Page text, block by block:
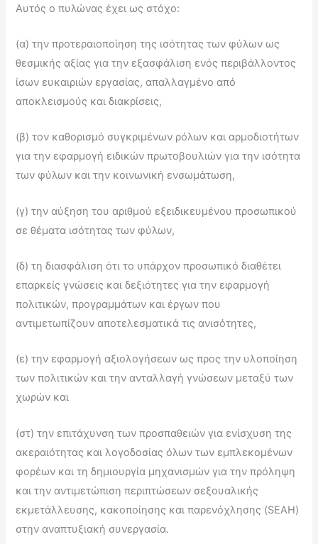
Αυτός ο πυλώνας έχει ως στόχο:
(α) την προτεραιοποίηση της ισότητας των φύλων ως
θεσμικής αξίας για την εξασφάλιση ενός περιβάλλοντος
ίσων ευκαιριών εργασίας, απαλλαγμένο από
αποκλεισμούς και διακρίσεις,
(β) τον καθορισμό συγκριμένων ρόλων και αρμοδιοτήτων
για την εφαρμογή ειδικών πρωτοβουλιών για την ισότητα
των φύλων και την κοινωνική ενσωμάτωση,
(γ) την αύξηση του αριθμού εξειδικευμένου προσωπικού
σε θέματα ισότητας των φύλων,
(δ) τη διασφάλιση ότι το υπάρχον προσωπικό διαθέτει
επαρκείς γνώσεις και δεξιότητες για την εφαρμογή
πολιτικών, προγραμμάτων και έργων που
αντιμετωπίζουν αποτελεσματικά τις ανισότητες,
(ε) την εφαρμογή αξιολογήσεων ως προς την υλοποίηση
των πολιτικών και την ανταλλαγή γνώσεων μεταξύ των
χωρών και
(στ) την επιτάχυνση των προσπαθειών για ενίσχυση της
ακεραιότητας και λογοδοσίας όλων των εμπλεκομένων
φορέων και τη δημιουργία μηχανισμών για την πρόληψη
και την αντιμετώπιση περιπτώσεων σεξουαλικής
εκμετάλλευσης, κακοποίησης και παρενόχλησης (SEAH)
στην αναπτυξιακή συνεργασία.